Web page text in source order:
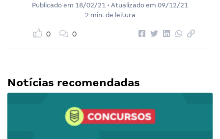
Publicado em 18/02/21 • Atualizado em 09/12/21
2 min. de leitura
0 0
Notícias recomendadas